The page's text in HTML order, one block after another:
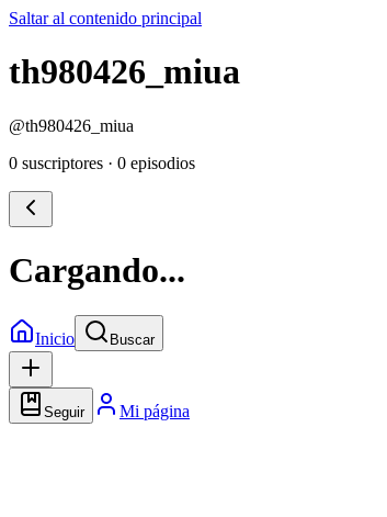
Saltar al contenido principal
th980426_miua
@th980426_miua
0 suscriptores · 0 episodios
Cargando...
Inicio Buscar
Seguir Mi página